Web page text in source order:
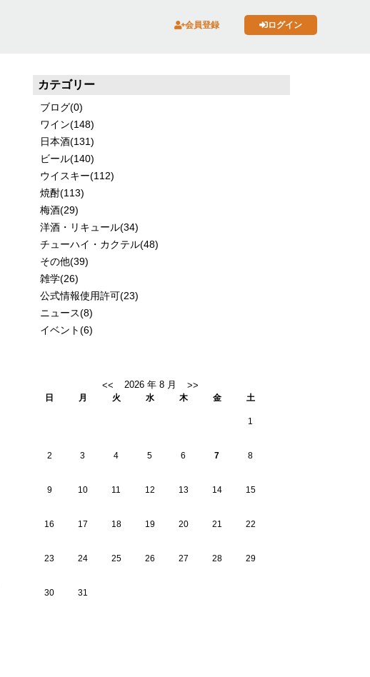
会員登録 ログイン
カテゴリー
ブログ(0)
ワイン(148)
日本酒(131)
ビール(140)
ウイスキー(112)
焼酎(113)
梅酒(29)
洋酒・リキュール(34)
チューハイ・カクテル(48)
その他(39)
雑学(26)
公式情報使用許可(23)
ニュース(8)
イベント(6)
日 月 火 水 木 金 土
1
2 3 4 5 6 7 8
9 10 11 12 13 14 15
16 17 18 19 20 21 22
23 24 25 26 27 28 29
30 31